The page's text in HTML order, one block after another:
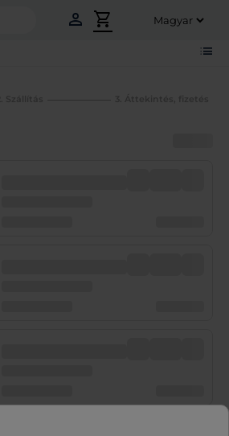
person shopping_cart
list